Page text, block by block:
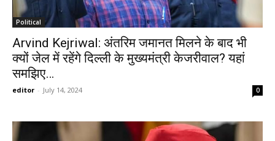
Political
Arvind Kejriwal: अंतरिम जमानत मिलने के बाद भी
क्यों जेल में रहेंगे दिल्ली के मुख्यमंत्री केजरीवाल? यहां
समझिए…
editor - July 14, 2024 0